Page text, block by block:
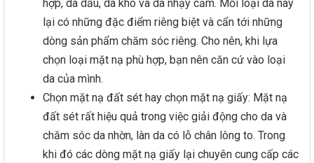
hợp, da dầu, da khô và da nhạy cảm. Mỗi loại da này
lại có những đặc điểm riêng biệt và cẩn tới những
dòng sản phẩm chăm sóc riêng. Cho nên, khi lựa
chọn loại mặt nạ phù hợp, bạn nên căn cứ vào loại
da của mình.
Chọn mặt nạ đất sét hay chọn mặt nạ giấy: Mặt nạ
đất sét rất hiệu quả trong việc giải động cho da và
chăm sóc da nhờn, làn da có lỗ chân lông to. Trong
khi đó các dòng mặt nạ giấy lại chuyên cung cấp các